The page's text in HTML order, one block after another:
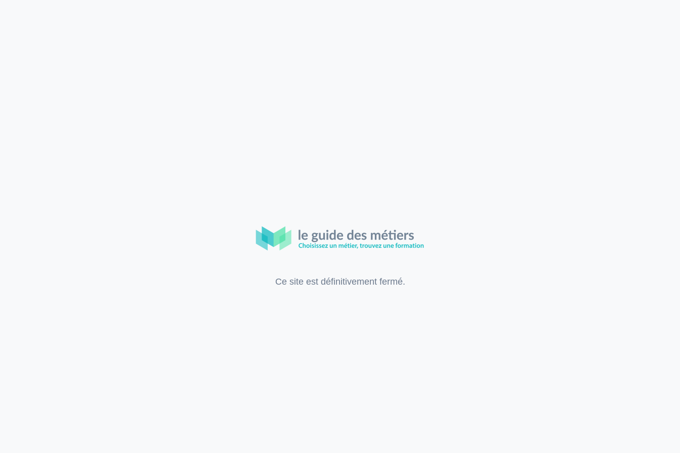
Ce site est définitivement fermé.